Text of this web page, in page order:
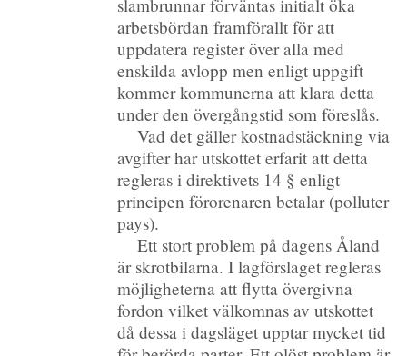
slambrunnar förväntas initialt öka
arbetsbördan framförallt för att
uppdatera register över alla med
enskilda avlopp men enligt uppgift
kommer kommunerna att klara detta
under den övergångstid som föreslås.
Vad det gäller kostnadstäckning via
avgifter har utskottet erfarit att detta
regleras i direktivets 14 § enligt
principen förorenaren betalar (polluter
pays).
Ett stort problem på dagens Åland
är skrotbilarna. I lagförslaget regleras
möjligheterna att flytta övergivna
fordon vilket välkomnas av utskottet
då dessa i dagsläget upptar mycket tid